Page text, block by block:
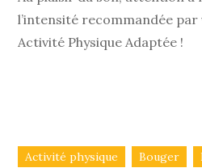
l’intensité recommandée
Activité Physique Adaptée !
Activité physique Bouger